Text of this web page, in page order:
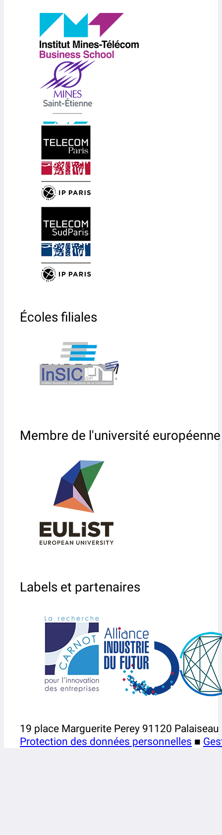
Écoles filiales
Membre de l'université européenne
Labels et partenaires
19 place Marguerite Perey 91120
Protection des données personnelles ■